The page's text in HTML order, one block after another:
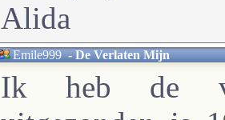
Alida
Emile999-De Verlaten Mijn
Ik heb de